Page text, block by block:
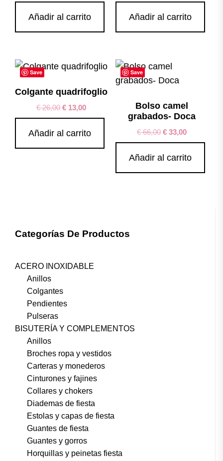
Añadir al carrito Añadir al carrito
Save
Colgante quadrifoglio
€26,00 € 13,00
Añadir al carrito
Save
Bolso camel
grabados- Doca
€66,00 €33,00
Añadir al carrito
Categorías De Productos
ACERO INOXIDABLE
Anillos
Colgantes
Pendientes
Pulseras
BISUTERÍA Y COMPLEMENTOS
Anillos
Broches ropa y vestidos
Carteras y monederos
Cinturones y fajines
Collares y chokers
Diademas de fiesta
Estolas y capas de fiesta
Guantes de fiesta
Guantes y gorros
Horquillas y peinetas fiesta